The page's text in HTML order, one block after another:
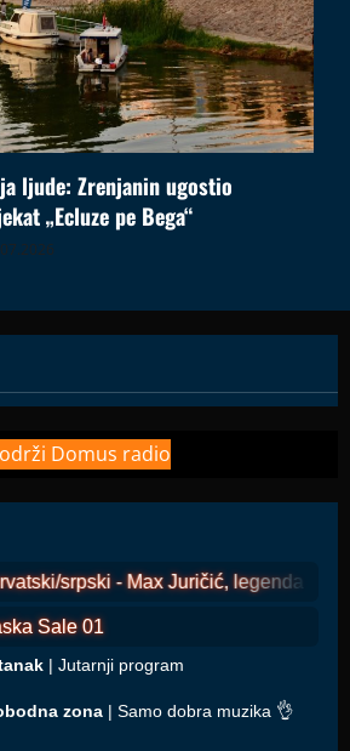
ljude: Zrenjanin ugostio
„Ecluze pe Bega“
Domus radio
srpski - Max Juričić, legenda s
Sale 01
| Jutarnji program
zona | Samo dobra muzika 👌